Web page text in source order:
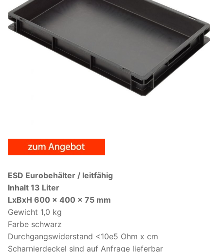
ESD Eurobehälter / leitfähig
Inhalt 13 Liter
LxBxH 600 x 400 x 75 mm
Gewicht 1,0 kg
Farbe schwarz
Durchgangswiderstand <10e5 Ohm x cm
Scharnierdeckel sind auf Anfrage lieferbar